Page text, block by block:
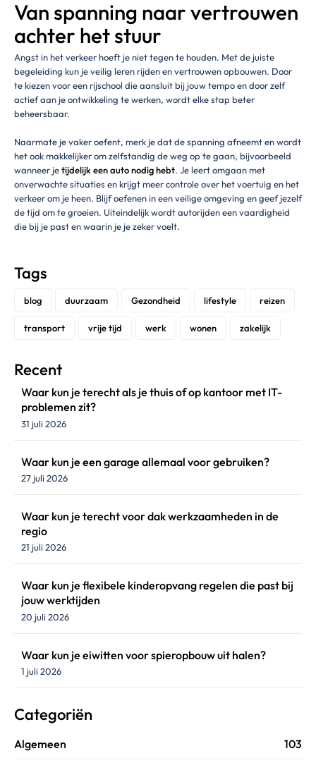
Van spanning naar vertrouwen
achter het stuur
Angst in het verkeer hoeft je niet tegen te houden. Met de juiste
begeleiding kun je veilig leren rijden en vertrouwen opbouwen. Door
te kiezen voor een rijschool die aansluit bij jouw tempo en door zelf
actief aan je ontwikkeling te werken, wordt elke stap beter
beheersbaar.
Naarmate je vaker oefent, merk je dat de spanning afneemt en wordt
het ook makkelijker om zelfstandig de weg op te gaan, bijvoorbeeld
wanneer jetijdelijk een auto nodig hebt. Je leert omgaan met
onverwachte situaties en krijgt meer controle over het voertuig en het
verkeer om je heen. Blijf oefenen in een veilige omgeving en geef jezelf
de tijd om te groeien. Uiteindelijk wordt autorijden een vaardigheid
die bij je past en waarin je je zeker voelt.
Tags
blog duurzaam Gezondheid lifestyle reizen
transport vrije tijd werk wonen zakelijk
Recent
Waar kun je terecht als je thuis of op kantoor met IT-
problemen zit?
31 juli 2026
Waar kun je een garage allemaal voor gebruiken?
27 juli 2026
Waar kun je terecht voor dak werkzaamheden in de
regio
21 juli 2026
Waar kun je flexibele kinderopvang regelen die past bij
jouw werktijden
20 juli 2026
Waar kun je eiwitten voor spieropbouw uit halen?
1 juli 2026
Categoriën
Algemeen 103